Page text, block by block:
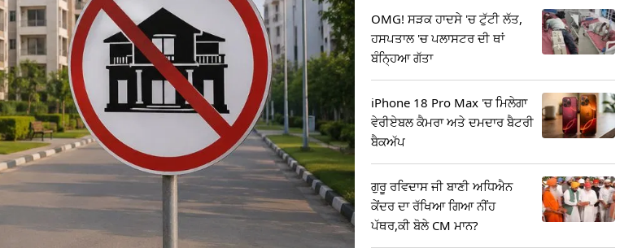
OMG! ਸੜਕ ਹਾਦਸੇ 'ਚ ਟੁੱਟੀ ਲੱਤ,
ਹਸਪਤਾਲ 'ਚ ਪਲਾਸਟਰ ਦੀ ਥਾਂ
ਬੰਨ੍ਹਿਆ ਗੱਤਾ
iPhone 18 Pro Max 'ਚ ਮਿਲੇਗਾ
ਵੇਰੀਏਬਲ ਕੈਮਰਾ ਅਤੇ ਦਮਦਾਰ ਬੈਟਰੀ
ਬੈਕਅੱਪ
ਗੁਰੂ ਰਵਿਦਾਸ ਜੀ ਬਾਣੀ ਅਧਿਐਨ
ਕੇਂਦਰ ਦਾ ਰੱਖਿਆ ਗਿਆ ਨੀਂਹ
ਪੱਥਰ,ਕੀ ਬੋਲੇ CM ਮਾਨ?